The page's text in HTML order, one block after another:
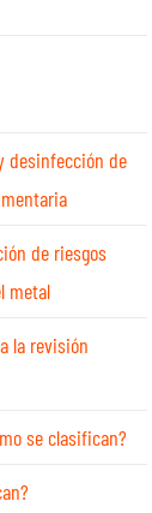
desinfección de
de riesgos
metal
la revisión
se clasifican?